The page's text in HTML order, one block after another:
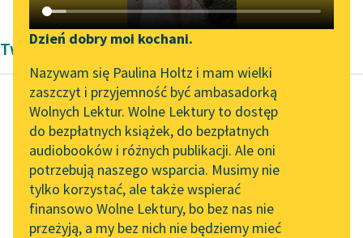
Katalog DAISY
Podkasty o książkach
Zgłoś brak utworu
Aktualności
„Prokurator Alicja Horn”
do słuchania
Byliśmy częścią AI Impact
Lab
Zapraszamy na spotkanie
online z tłumaczkami
Narzędzia
Mapa Wolnych Lektur
Leśmianator
Przewodnik dla piszących i
czytających
Dzień dobry moi kochani.
Nazywam się Paulina Holtz i mam wielki
zaszczyt i przyjemność być ambasadorką
Wolnych Lektur. Wolne Lektury to dostęp
do bezpłatnych książek, do bezpłatnych
audiobooków i różnych publikacji. Ale oni
potrzebują naszego wsparcia. Musimy nie
tylko korzystać, ale także wspierać
finansowo Wolne Lektury, bo bez nas nie
przeżyją, a my bez nich nie będziemy mieć
Twórczość Aleksandra Kasprzak i Lula Sarnia
Raban Nowakowskie
las/manless
kiedy umarł las
nie umiał płakać